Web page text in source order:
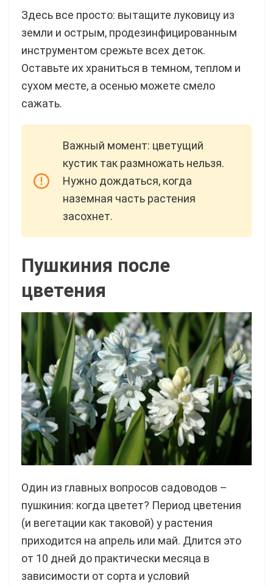
Здесь все просто: вытащите луковицу из
земли и острым, продезинфицированным
инструментом срежьте всех деток.
Оставьте их храниться в темном, теплом и
сухом месте, а осенью можете смело
сажать.
Важный момент: цветущий
кустик так размножать нельзя.
Нужно дождаться, когда
наземная часть растения
засохнет.
Пушкиния после
цветения
Один из главных вопросов садоводов –
пушкиния: когда цветет? Период цветения
(и вегетации как таковой) у растения
приходится на апрель или май. Длится это
от 10 дней до практически месяца в
зависимости от сорта и условий